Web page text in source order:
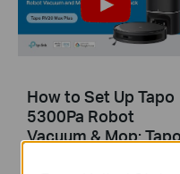
How to Set Up Tapo
5300Pa Robot
Vacuum & Mop: Tapo